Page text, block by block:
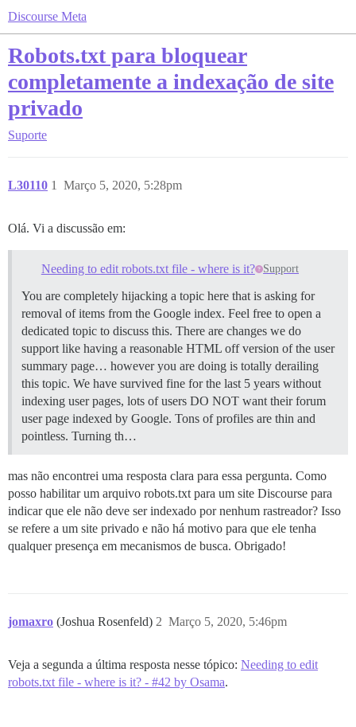
Discourse Meta
Robots.txt para bloquear
completamente a indexação de site
privado
Suporte
L30110 Março 5, 2020, 5:28pm
1
Olá. Vi a discussão em:
Needing to edit robots.txt file - where is it? Support
You are completely hijacking a topic here that is asking for
removal of items from the Google index. Feel free to open a
dedicated topic to discuss this. There are changes we do
support like having a reasonable HTML off version of the user
summary page… however you are doing is totally derailing
this topic. We have survived fine for the last 5 years without
indexing user pages, lots of users DO NOT want their forum
user page indexed by Google. Tons of profiles are thin and
pointless. Turning th…
mas não encontrei uma resposta clara para essa pergunta. Como
posso habilitar um arquivo robots.txt para um site Discourse para
indicar que ele não deve ser indexado por nenhum rastreador? Isso
se refere a um site privado e não há motivo para que ele tenha
qualquer presença em mecanismos de busca. Obrigado!
jomaxro (Joshua Rosenfeld) Março 5, 2020, 5:46pm
2
Veja a segunda a última resposta nesse tópico: Needing to edit
robots.txt file - where is it? - #42 by Osama.